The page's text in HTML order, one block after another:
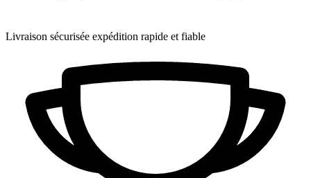
Livraison sécurisée expédition rapide et fiable